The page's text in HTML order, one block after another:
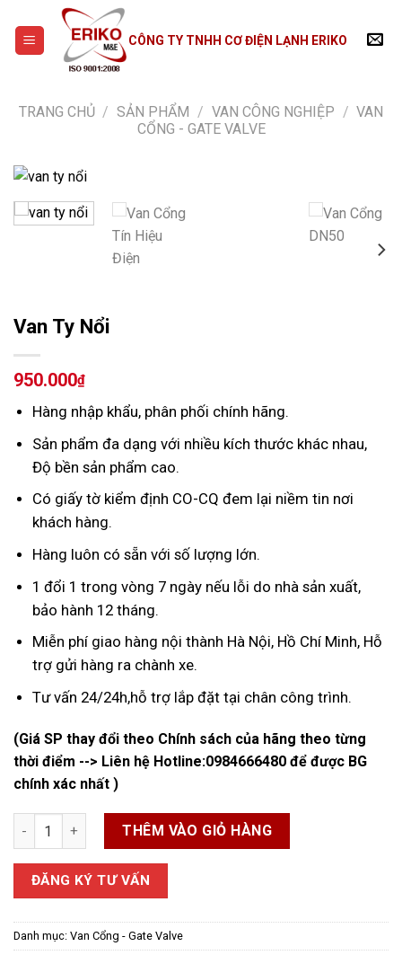
content
CÔNG TY TNHH CƠ ĐIỆN LẠNH ERIKO
TRANG CHỦ / SẢN PHẨM / VAN CÔNG NGHIỆP / VAN
CỔNG - GATE VALVE
Van Ty Nổi
950.000₫
Hàng nhập khẩu, phân phối chính hãng.
Sản phẩm đa dạng với nhiều kích thước khác nhau,
Độ bền sản phẩm cao.
Có giấy tờ kiểm định CO-CQ đem lại niềm tin nơi
khách hàng.
Hàng luôn có sẵn với số lượng lớn.
1 đổi 1 trong vòng 7 ngày nếu lỗi do nhà sản xuất,
bảo hành 12 tháng.
Miễn phí giao hàng nội thành Hà Nội, Hồ Chí Minh, Hỗ
trợ gửi hàng ra chành xe.
Tư vấn 24/24h,hỗ trợ lắp đặt tại chân công trình.
(Giá SP thay đổi theo Chính sách của hãng theo từng
thời điểm --> Liên hệ Hotline:0984666480 để được BG
chính xác nhất )
Van Ty Nổi số lượngTHÊM VÀO GIỎ HÀNG
ĐĂNG KÝ TƯ VẤN
Danh mục: Van Cổng - Gate Valve